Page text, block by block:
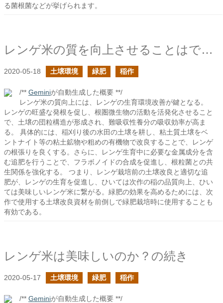
る菌根菌などが挙げられます。
レンゲ米の質を向上させることはできるか？
2020-05-18 土壌環境 緑肥 稲作
/** Geminiが自動生成した概要 **/
レンゲ米の質向上には、レンゲの生育環境改善が鍵となる。
レンゲの旺盛な発根を促し、根圏微生物の活動を活発化させること
で、土壌の団粒構造が形成され、難吸収性養分の吸収効率が高ま
る。 具体的には、稲刈り後の水田の土壌を耕し、粘土質土壌をベ
ントナイト等の粘土鉱物や粗めの有機物で改良することで、レンゲ
の根張りを良くする。さらに、レンゲ生育中に必要な金属成分を含
む追肥を行うことで、フラボノイドの合成を促進し、根粒菌との共
生関係を強化する。 つまり、レンゲ栽培前の土壌改良と適切な追
肥が、レンゲの生育を促進し、ひいては次作の稲の品質向上、ひい
ては美味しいレンゲ米に繋がる。緑肥の効果を高めるためには、次
作で使用する土壌改良資材を前倒しで緑肥栽培時に使用することも
有効である。
レンゲ米は美味しいのか？の続き
2020-05-17 土壌環境 緑肥 稲作
/** Geminiが自動生成した概要 **/